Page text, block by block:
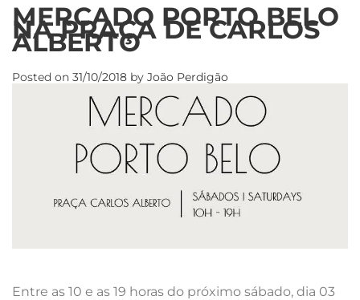
MERCADO PORTO BELO
NA PRAÇA DE CARLOS
ALBERTO
Posted on 31/10/2018 by João Perdigão
Entre as 10 e as 19 horas do próximo sábado, dia 03